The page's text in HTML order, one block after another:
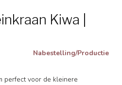
Kiwa |
Nabestelling/Productie
perfect voor de kleinere